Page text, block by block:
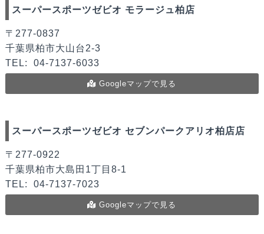
スーパースポーツゼビオ モラージュ柏店
〒277-0837
千葉県柏市大山台2-3
TEL:
04-7137-6033
Googleマップで見る
スーパースポーツゼビオ セブンパークアリオ柏店店
〒277-0922
千葉県柏市大島田1丁目8-1
TEL:
04-7137-7023
Googleマップで見る